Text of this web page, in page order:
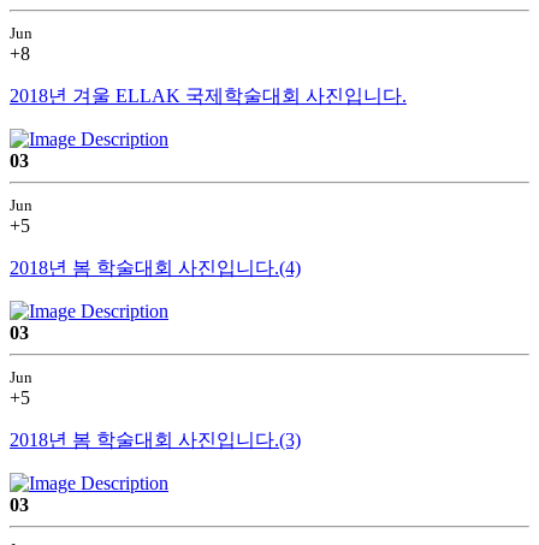
Jun
+8
2018년 겨울 ELLAK 국제학술대회 사진입니다.
03
Jun
+5
2018년 봄 학술대회 사진입니다.(4)
03
Jun
+5
2018년 봄 학술대회 사진입니다.(3)
03